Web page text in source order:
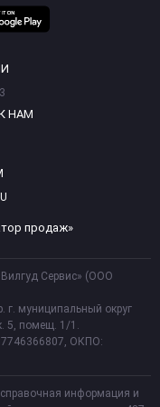
НАМ
продаж»
Сервис» (ООО
г. муниципальный округ
5, помещ. 1/1.
ОКПО:
информация и